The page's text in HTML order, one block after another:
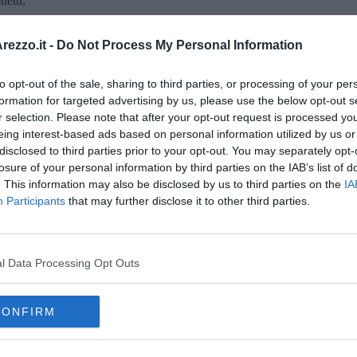
- Do Not Process My Personal Information
opt-out of the sale, sharing to third parties, or processing of your
for targeted advertising by us, please use the below opt-out
selection. Please note that after your opt-out request is processed
interest-based ads based on personal information utilized by us
to third parties prior to your opt-out. You may separately
of your personal information by third parties on the IAB’s list of
This information may also be disclosed by us to third parties on the
Participants that may further disclose it to other third parties.
Data Processing Opt Outs
trovate pieno il vostro;
il servizio di ritiro degli ingombranti;
speciale di ritiro rifiuti. Chi è in quarantena
raccolta differenziata: deve mettere tutto in un doppio sacco
come ha sempre fatto.
di Sei Toscana www.seitoscana.it
iscriviti allaNewsletter QUInews - ToscanaMedia.
nella tua casella di posta.